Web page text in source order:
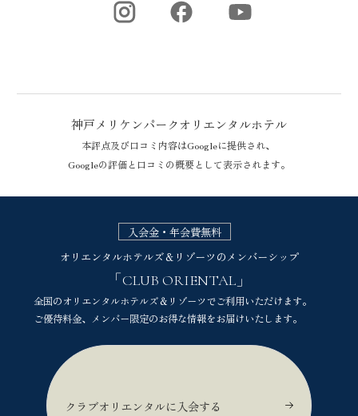
神戸メリケンパークオリエンタルホテル
本評点及び口コミ内容はGoogleに提供され、
Googleの評価と口コミの概要として表示されます。
入会金・年会費無料
オリエンタルホテルズ＆リゾーツのメンバーシップ
「CLUB ORIENTAL」
全国のオリエンタルホテルズ＆リゾーツでご利用いただけます。
ご優待料金、メンバー限定のお得な情報をお届けいたします。
クラブオリエンタルに入会する